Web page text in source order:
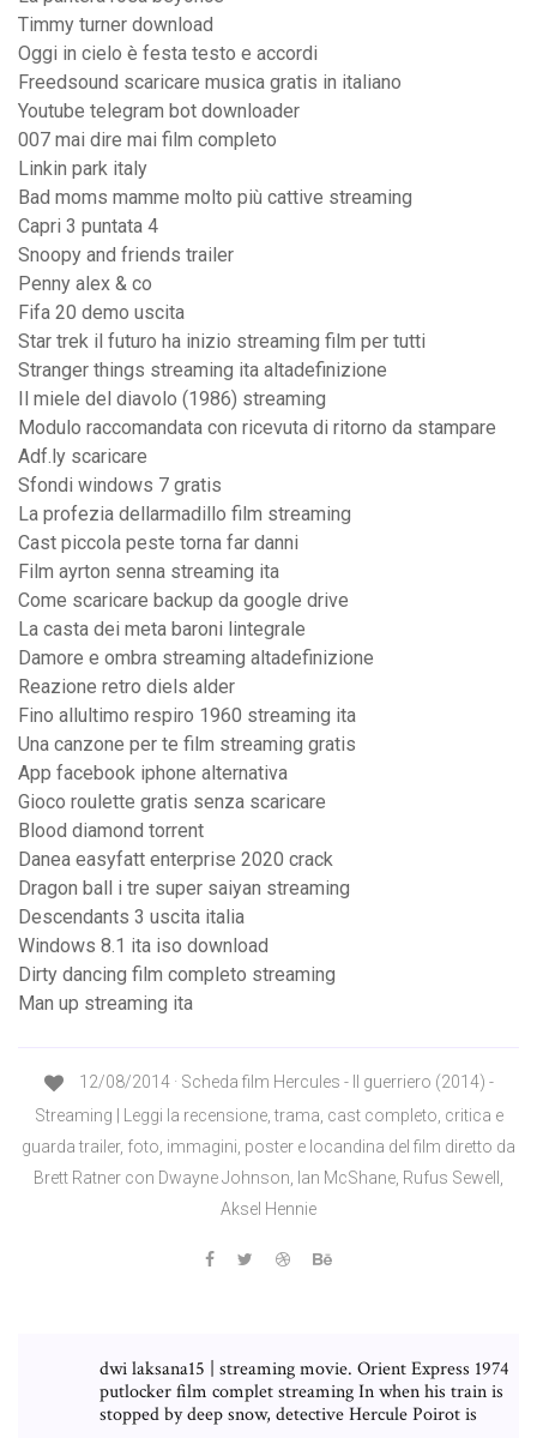
Timmy turner download
Oggi in cielo è festa testo e accordi
Freedsound scaricare musica gratis in italiano
Youtube telegram bot downloader
007 mai dire mai film completo
Linkin park italy
Bad moms mamme molto più cattive streaming
Capri 3 puntata 4
Snoopy and friends trailer
Penny alex & co
Fifa 20 demo uscita
Star trek il futuro ha inizio streaming film per tutti
Stranger things streaming ita altadefinizione
Il miele del diavolo (1986) streaming
Modulo raccomandata con ricevuta di ritorno da stampare
Adf.ly scaricare
Sfondi windows 7 gratis
La profezia dellarmadillo film streaming
Cast piccola peste torna far danni
Film ayrton senna streaming ita
Come scaricare backup da google drive
La casta dei meta baroni lintegrale
Damore e ombra streaming altadefinizione
Reazione retro diels alder
Fino allultimo respiro 1960 streaming ita
Una canzone per te film streaming gratis
App facebook iphone alternativa
Gioco roulette gratis senza scaricare
Blood diamond torrent
Danea easyfatt enterprise 2020 crack
Dragon ball i tre super saiyan streaming
Descendants 3 uscita italia
Windows 8.1 ita iso download
Dirty dancing film completo streaming
Man up streaming ita
12/08/2014 · Scheda film Hercules - Il guerriero (2014) -
Streaming | Leggi la recensione, trama, cast completo, critica e
guarda trailer, foto, immagini, poster e locandina del film diretto da
Brett Ratner con Dwayne Johnson, Ian McShane, Rufus Sewell,
Aksel Hennie
dwi laksana15 | streaming movie. Orient Express 1974
putlocker film complet streaming In when his train is
stopped by deep snow, detective Hercule Poirot is